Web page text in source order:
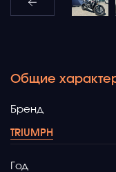
Общие
Бренд
TRIUMPH
Год